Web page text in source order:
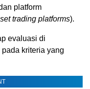
platform
trading platforms).
evaluasi di
kriteria yang